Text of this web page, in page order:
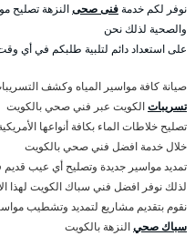
نوفر لكم خدمةفنى صحىالنزهة تصليح
والصحية لذلك نحن
على استعداد دائم لتلبية طلبكم في أي
صيانة كافة مواسير المياه وكشف
تسريباتالكويت عبر فني صحي بالكويت
تصليح خلاطات الماء بكافة أنواعها
خلال خدمة افضل فني صحي بالكويت
تمديد مواسير جديدة وتصليح أي عيب قديم
لذلك نوفر افضل فني سباك الكويت لهذا
نقوم بتقديم مشاريع لتمديد وتشطيب
سباك صحيالنزهة بالكويت